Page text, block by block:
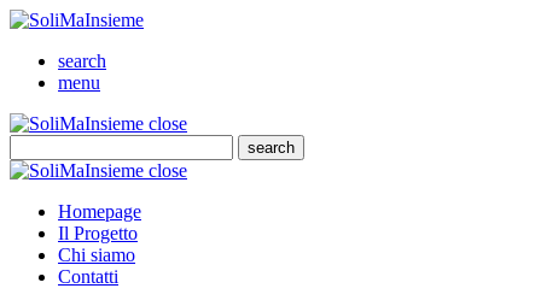
SoliMaInsieme
search
menu
SoliMaInsieme
closeClose
search
Cerca
SoliMaInsieme
closeClose
Homepage
Il Progetto
Chi siamo
Contatti